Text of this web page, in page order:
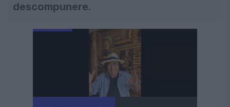
descompunere.